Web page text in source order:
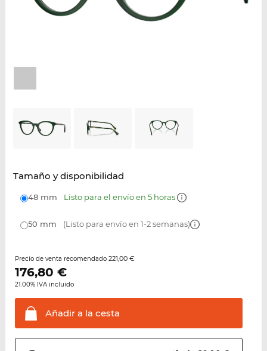
Tamaño y disponibilidad
48 mm Listo para el envío en 5 horas
50 mm (Listo para envío en 1-2 semanas)
Precio de venta recomendado 221,00 €
176,80 €
21.00% IVA incluido
Añadir a la cesta